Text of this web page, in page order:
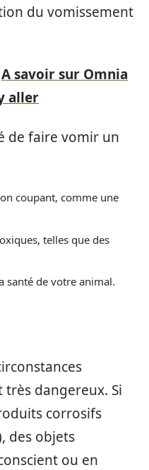
du vomissement
A savoir sur Omnia
aller
de faire vomir un
coupant, comme une
telles que des
santé de votre animal.
dangereux. Si
corrosifs
des objets
ou en